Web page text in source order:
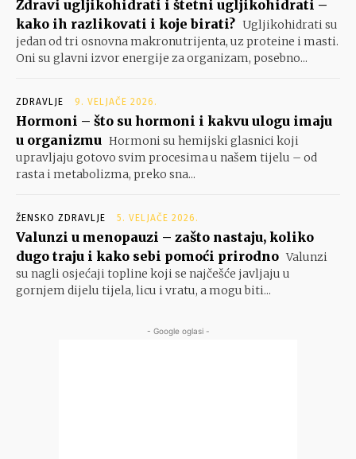
Zdravi ugljikohidrati i štetni ugljikohidrati –
kako ih razlikovati i koje birati? Ugljikohidrati su
jedan od tri osnovna makronutrijenta, uz proteine i masti.
Oni su glavni izvor energije za organizam, posebno...
ZDRAVLJE 9. VELJAČE 2026.
Hormoni – što su hormoni i kakvu ulogu imaju
u organizmu Hormoni su hemijski glasnici koji
upravljaju gotovo svim procesima u našem tijelu – od
rasta i metabolizma, preko sna...
ŽENSKO ZDRAVLJE 5. VELJAČE 2026.
Valunzi u menopauzi – zašto nastaju, koliko
dugo traju i kako sebi pomoći prirodno Valunzi
su nagli osjećaji topline koji se najčešće javljaju u
gornjem dijelu tijela, licu i vratu, a mogu biti...
- Google oglasi -